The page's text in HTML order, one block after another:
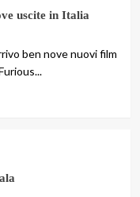
uscite in Italia
ben nove nuovi film